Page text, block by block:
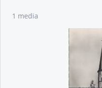
1 media